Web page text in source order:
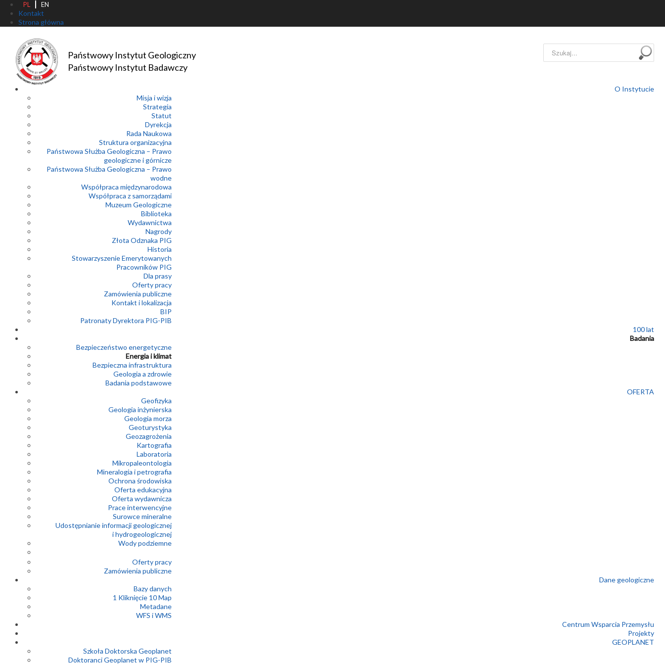
PL EN
Kontakt
Strona główna
Państwowy Instytut Geologiczny
Państwowy Instytut Badawczy
Szukaj...
O Instytucie
Misja i wizja
Strategia
Statut
Dyrekcja
Rada Naukowa
Struktura organizacyjna
Państwowa Służba Geologiczna – Prawo
geologiczne i górnicze
Państwowa Służba Geologiczna – Prawo
wodne
Współpraca międzynarodowa
Współpraca z samorządami
Muzeum Geologiczne
Biblioteka
Wydawnictwa
Nagrody
Złota Odznaka PIG
Historia
Stowarzyszenie Emerytowanych
Pracowników PIG
Dla prasy
Oferty pracy
Zamówienia publiczne
Kontakt i lokalizacja
BIP
Patronaty Dyrektora PIG-PIB
100 lat
Badania
Bezpieczeństwo energetyczne
Energia i klimat
Bezpieczna infrastruktura
Geologia a zdrowie
Badania podstawowe
OFERTA
Geofizyka
Geologia inżynierska
Geologia morza
Geoturystyka
Geozagrożenia
Kartografia
Laboratoria
Mikropaleontologia
Mineralogia i petrografia
Ochrona środowiska
Oferta edukacyjna
Oferta wydawnicza
Prace interwencyjne
Surowce mineralne
Udostępnianie informacji geologicznej
i hydrogeologicznej
Wody podziemne
Oferty pracy
Zamówienia publiczne
Dane geologiczne
Bazy danych
1 Kliknięcie 10 Map
Metadane
WFS i WMS
Centrum Wsparcia Przemysłu
Projekty
GEOPLANET
Szkoła Doktorska Geoplanet
Doktoranci Geoplanet w PIG-PIB